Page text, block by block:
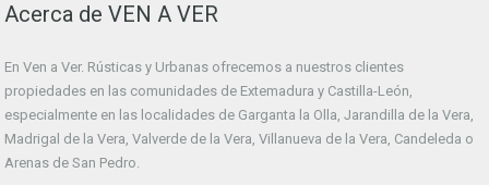
Acerca de VEN A VER
En Ven a Ver. Rústicas y Urbanas ofrecemos a nuestros clientes
propiedades en las comunidades de Extemadura y Castilla-León,
especialmente en las localidades de Garganta la Olla, Jarandilla de la Vera,
Madrigal de la Vera, Valverde de la Vera, Villanueva de la Vera, Candeleda o
Arenas de San Pedro.